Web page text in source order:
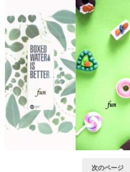
次のページ